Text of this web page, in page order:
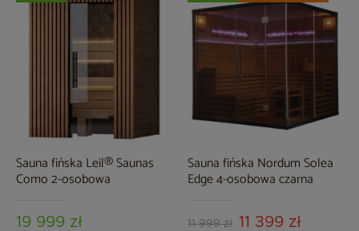
Sauna fińska Leil® Saunas
Como 2-osobowa
19 999 zł
Sauna fińska Nordum Solea
Edge 4-osobowa czarna
11 999 zł 11 399 zł